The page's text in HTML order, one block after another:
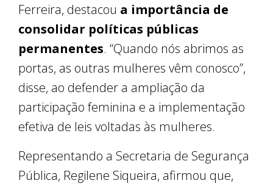
Ferreira, destacou a importância de
consolidar políticas públicas
permanentes. “Quando nós abrimos as
portas, as outras mulheres vêm conosco”,
disse, ao defender a ampliação da
participação feminina e a implementação
efetiva de leis voltadas às mulheres.
Representando a Secretaria de Segurança
Pública, Regilene Siqueira, afirmou que,